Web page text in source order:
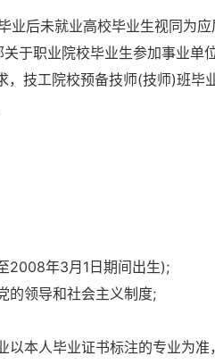
后未就业高校毕业生视同为应
于职业院校毕业生参加事业单
技工院校预备技师(技师)班毕
2008年3月1日期间出生);
的领导和社会主义制度;
本人毕业证书标注的专业为